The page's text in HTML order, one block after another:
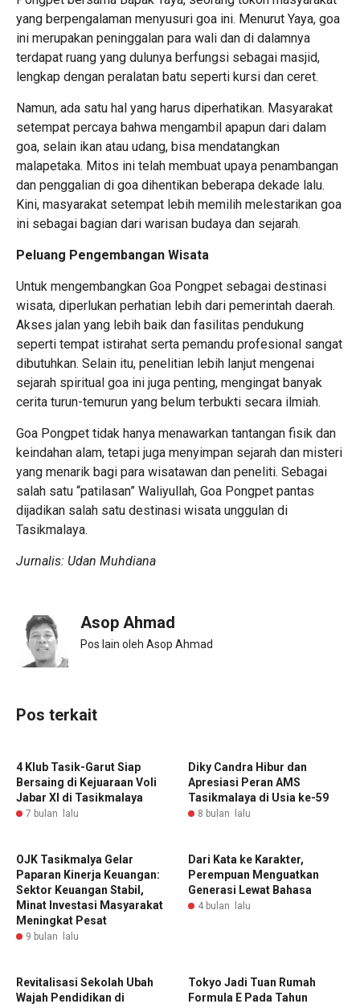
yang berpengalaman menyusuri goa ini. Menurut Yaya, goa
ini merupakan peninggalan para wali dan di dalamnya
terdapat ruang yang dulunya berfungsi sebagai masjid,
lengkap dengan peralatan batu seperti kursi dan ceret.
Namun, ada satu hal yang harus diperhatikan. Masyarakat
setempat percaya bahwa mengambil apapun dari dalam
goa, selain ikan atau udang, bisa mendatangkan
malapetaka. Mitos ini telah membuat upaya penambangan
dan penggalian di goa dihentikan beberapa dekade lalu.
Kini, masyarakat setempat lebih memilih melestarikan goa
ini sebagai bagian dari warisan budaya dan sejarah.
Peluang Pengembangan Wisata
Untuk mengembangkan Goa Pongpet sebagai destinasi
wisata, diperlukan perhatian lebih dari pemerintah daerah.
Akses jalan yang lebih baik dan fasilitas pendukung
seperti tempat istirahat serta pemandu profesional sangat
dibutuhkan. Selain itu, penelitian lebih lanjut mengenai
sejarah spiritual goa ini juga penting, mengingat banyak
cerita turun-temurun yang belum terbukti secara ilmiah.
Goa Pongpet tidak hanya menawarkan tantangan fisik dan
keindahan alam, tetapi juga menyimpan sejarah dan misteri
yang menarik bagi para wisatawan dan peneliti. Sebagai
salah satu “patilasan” Waliyullah, Goa Pongpet pantas
dijadikan salah satu destinasi wisata unggulan di
Tasikmalaya.
Jurnalis: Udan Muhdiana
Asop Ahmad
Pos lain oleh Asop Ahmad
Pos terkait
4 Klub Tasik-Garut Siap
Bersaing di Kejuaraan Voli
Jabar XI di Tasikmalaya
7 bulan lalu
Diky Candra Hibur dan
Apresiasi Peran AMS
Tasikmalaya di Usia ke-59
8 bulan lalu
OJK Tasikmalya Gelar
Paparan Kinerja Keuangan:
Sektor Keuangan Stabil,
Minat Investasi Masyarakat
Meningkat Pesat
9 bulan lalu
Dari Kata ke Karakter,
Perempuan Menguatkan
Generasi Lewat Bahasa
4 bulan lalu
Revitalisasi Sekolah Ubah
Wajah Pendidikan di
Tokyo Jadi Tuan Rumah
Formula E Pada Tahun